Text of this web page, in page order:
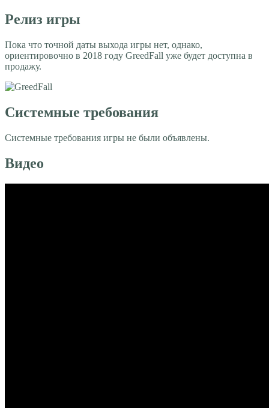
Релиз игры
Пока что точной даты выхода игры нет, однако,
ориентировочно в 2018 году GreedFall уже будет доступна в
продажу.
Системные требования
Системные требования игры не были объявлены.
Видео